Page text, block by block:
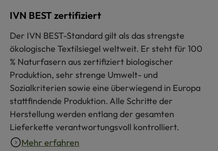
IVN BEST zertifiziert
Der IVN BEST-Standard gilt als das strengste
ökologische Textilsiegel weltweit. Er steht für 100
% Naturfasern aus zertifiziert biologischer
Produktion, sehr strenge Umwelt- und
Sozialkriterien sowie eine überwiegend in Europa
stattfindende Produktion. Alle Schritte der
Herstellung werden entlang der gesamten
Lieferkette verantwortungsvoll kontrolliert.
Mehr erfahren